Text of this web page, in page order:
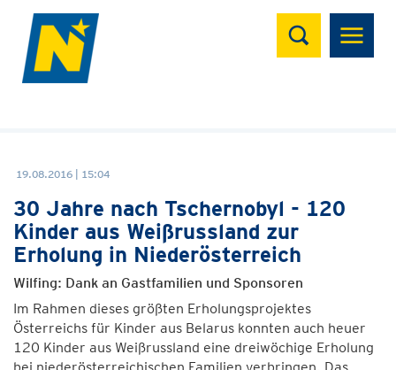
Suchen
19.08.2016 | 15:04
30 Jahre nach Tschernobyl - 120
Kinder aus Weißrussland zur
Erholung in Niederösterreich
Wilfing: Dank an Gastfamilien und Sponsoren
Im Rahmen dieses größten Erholungsprojektes
Österreichs für Kinder aus Belarus konnten auch heuer
120 Kinder aus Weißrussland eine dreiwöchige Erholung